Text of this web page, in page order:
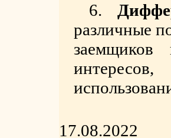
различные
заемщиков
17.08.2022